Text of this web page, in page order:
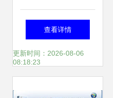
案”看企业执行标准
合规 有喜ERP如何
查看详情
更新时间：2026-08-06
08:18:23